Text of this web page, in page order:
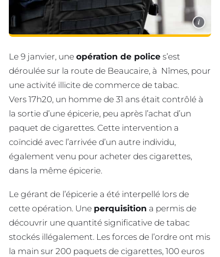
i
Le 9 janvier, une opération de police s’est
déroulée sur la route de Beaucaire, à Nîmes, pour
une activité illicite de commerce de tabac.
Vers 17h20, un homme de 31 ans était contrôlé à
la sortie d’une épicerie, peu après l’achat d’un
paquet de cigarettes. Cette intervention a
coïncidé avec l’arrivée d’un autre individu,
également venu pour acheter des cigarettes,
dans la même épicerie.
Le gérant de l’épicerie a été interpellé lors de
cette opération. Une perquisition a permis de
découvrir une quantité significative de tabac
stockés illégalement. Les forces de l’ordre ont mis
la main sur 200 paquets de cigarettes, 100 euros